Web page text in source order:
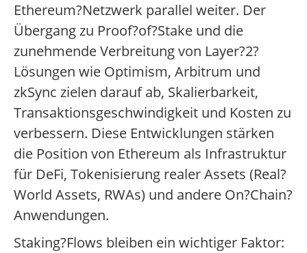
Ethereum?Netzwerk parallel weiter. Der
Übergang zu Proof?of?Stake und die
zunehmende Verbreitung von Layer?2?
Lösungen wie Optimism, Arbitrum und
zkSync zielen darauf ab, Skalierbarkeit,
Transaktionsgeschwindigkeit und Kosten zu
verbessern. Diese Entwicklungen stärken
die Position von Ethereum als Infrastruktur
für DeFi, Tokenisierung realer Assets (Real?
World Assets, RWAs) und andere On?Chain?
Anwendungen.
Staking?Flows bleiben ein wichtiger Faktor: